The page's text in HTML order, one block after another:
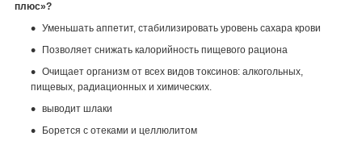
плюс»?
Уменьшать аппетит, стабилизировать уровень сахара крови
Позволяет снижать калорийность пищевого рациона
Очищает организм от всех видов токсинов: алкогольных,
пищевых, радиационных и химических.
выводит шлаки
Борется с отеками и целлюлитом